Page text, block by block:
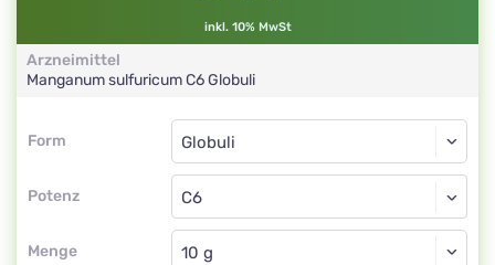
inkl. 10% MwSt
Arzneimittel
Manganum sulfuricumC6Globuli
Form
Form
Potenz
Globuli
C6
Menge
Globuli